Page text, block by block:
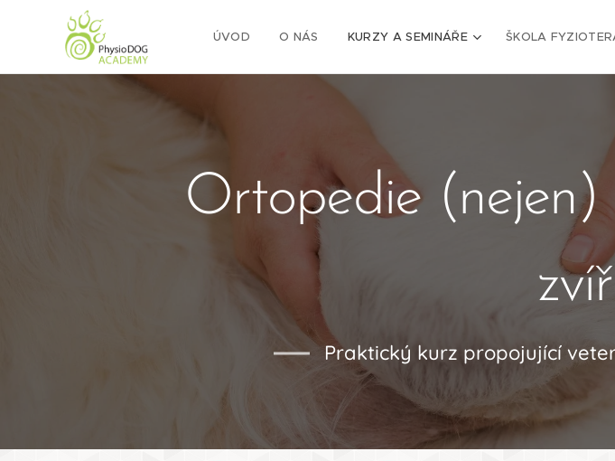
ÚVOD O NÁS KURZY A SEMINÁŘE ŠKOLA
Ortopedie
Praktický kurz propojující